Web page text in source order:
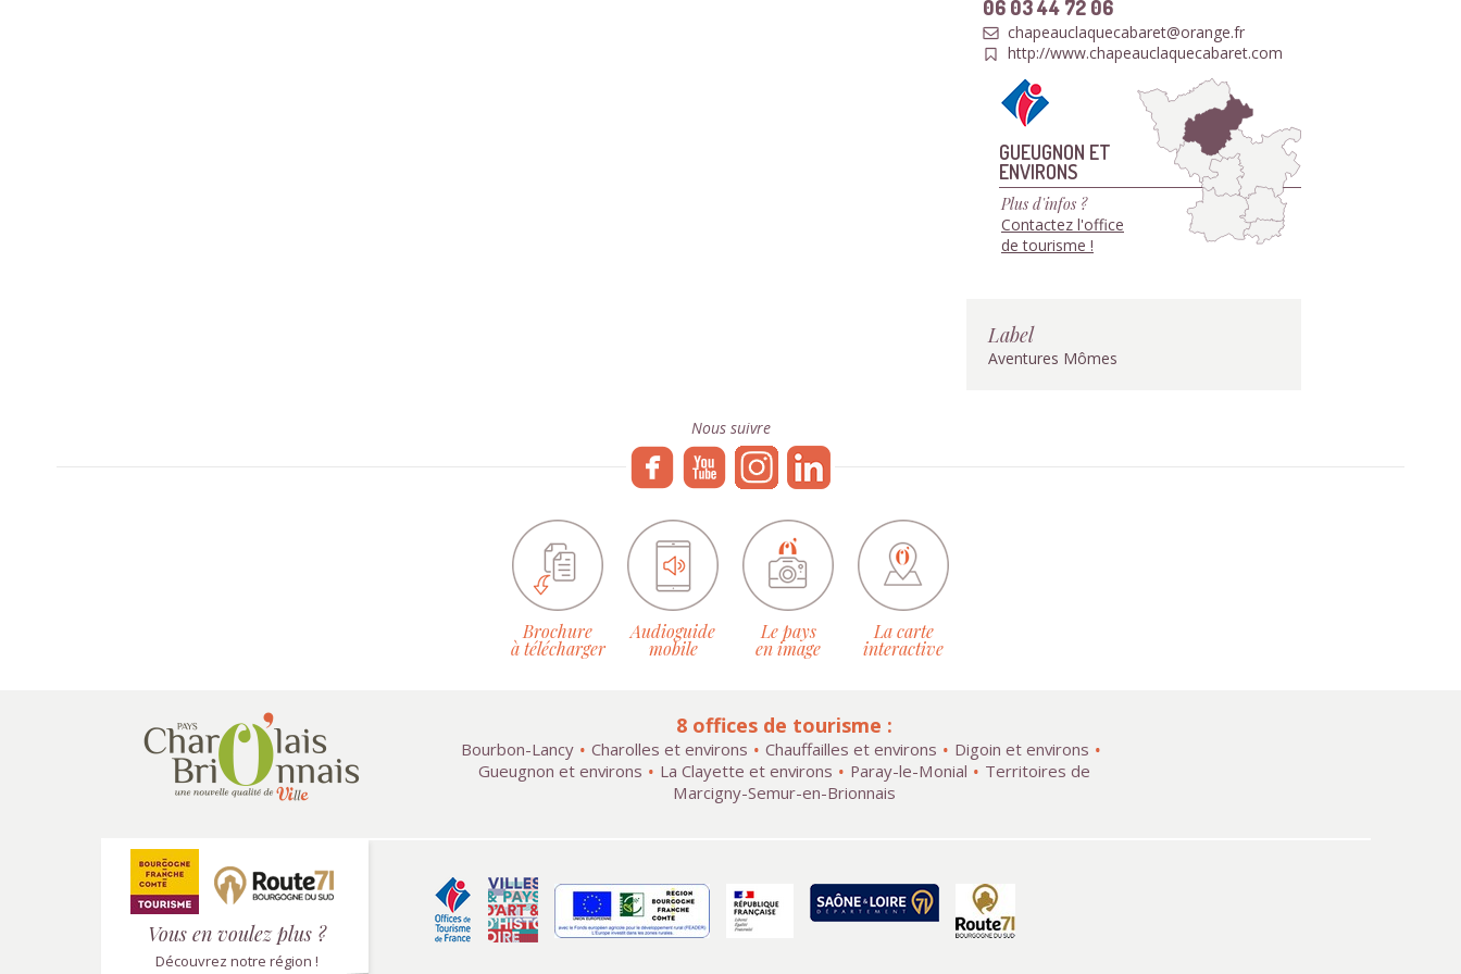
06 03 44 72 06
chapeauclaquecabaret@orange.fr
http://www.chapeauclaquecabaret.com
GUEUGNON ET
ENVIRONS
Plus d'infos ?
Contactez l'office
de tourisme !
Label
Aventures Mômes
Nous suivre
Brochure
à télécharger
Audioguide
mobile
Le pays
en image
La carte
interactive
8 offices de tourisme :
Bourbon-Lancy Charolles et environs Chauffailles et environs
Digoin et environs
Gueugnon et environs
La Clayette et environs Paray-le-Monial
Territoires de
Marcigny-Semur-en-Brionnais
Vous en voulez plus ?
Découvrez notre région !